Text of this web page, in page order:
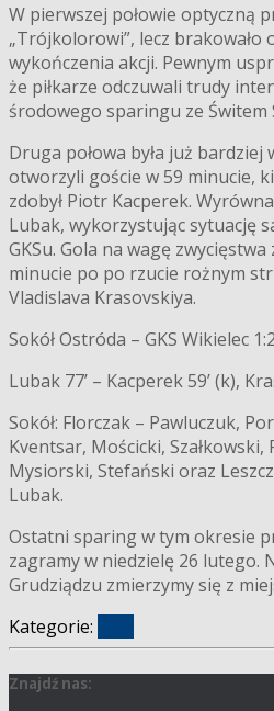
W pierwszej połowie optyczną
„Trójkolorowi”, lecz
wykończenia akcji. Pewnym
że piłkarze odczuwali trudy
środowego sparingu ze Świtem
Druga połowa była już bardziej
otworzyli goście w 59 minucie,
zdobył Piotr Kacperek.
Lubak, wykorzystując sytuację
GKSu. Gola na wagę
minucie po po rzucie rożnym
Vladislava Krasovskiya.
Sokół Ostróda – GKS Wikielec
Lubak 77’ – Kacperek 59’ (k),
Sokół: Florczak – Pawluczuk,
Kventsar, Mościcki, Szałkowski,
Mysiorski, Stefański oraz
Lubak.
Ostatni sparing w tym okresie
zagramy w niedzielę 26 lutego.
Grudziądzu zmierzymy się z
Kategorie:
Znajdź nas: